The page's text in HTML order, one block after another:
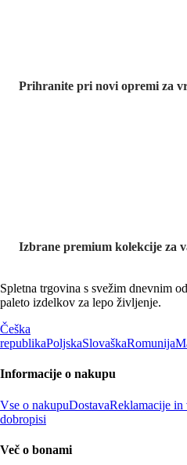
Prihranite pri novi opremi za
Izbrane premium kolekcije za
Spletna trgovina s svežim dnevnim
paleto izdelkov za lepo življenje.
Češka
republikaPoljskaSlovaškaRomunija
Informacije o nakupu
Vse o nakupuDostavaReklamacije in
dobropisi
Več o bonami